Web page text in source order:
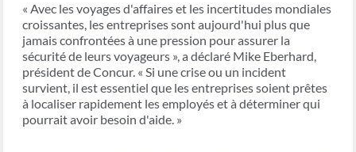
« Avec les voyages d'affaires et les incertitudes mondiales
croissantes, les entreprises sont aujourd'hui plus que
jamais confrontées à une pression pour assurer la
sécurité de leurs voyageurs », a déclaré Mike Eberhard,
président de Concur. « Si une crise ou un incident
survient, il est essentiel que les entreprises soient prêtes
à localiser rapidement les employés et à déterminer qui
pourrait avoir besoin d'aide. »